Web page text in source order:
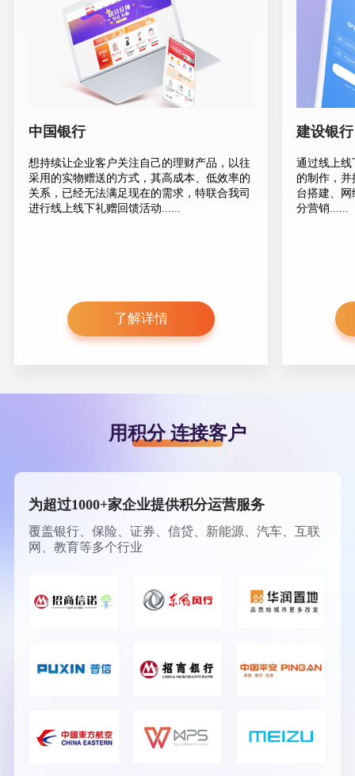
中国银行
想持续让企业客户关注自己的理财产品，以往
采用的实物赠送的方式，其高成本、低效率的
关系，已经无法满足现在的需求，特联合我司
进行线上线下礼赠回馈活动......
了解详情
建设银行
通过线上线
的制作，
台搭建、
分营销......
用积分 连接客户
为超过1000+家企业提供积分运营服务
覆盖银行、保险、证券、信贷、新能源、汽车、互联
网、教育等多个行业